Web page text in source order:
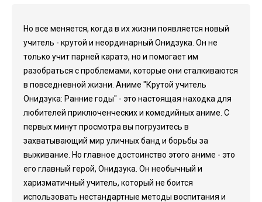
Но все меняется, когда в их жизни появляется новый
учитель - крутой и неординарный Онидзука. Он не
только учит парней каратэ, но и помогает им
разобраться с проблемами, которые они сталкиваются
в повседневной жизни. Аниме "Крутой учитель
Онидзука: Ранние годы" - это настоящая находка для
любителей приключенческих и комедийных аниме. С
первых минут просмотра вы погрузитесь в
захватывающий мир уличных банд и борьбы за
выживание. Но главное достоинство этого аниме - это
его главный герой, Онидзука. Он необычный и
харизматичный учитель, который не боится
использовать нестандартные методы воспитания и